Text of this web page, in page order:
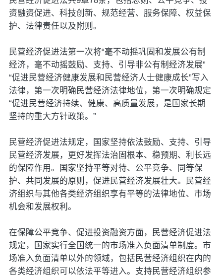
资融资促进、科技创新、规范经营、服务保障、权益保
护、法律责任以及附则。
民营经济促进法第一次将“毫不动摇巩固和发展公有制
经济，毫不动摇鼓励、支持、引导非公有制经济发展”
“促进民营经济健康发展和民营经济人士健康成长”写入
法律，第一次明确民营经济法律地位，第一次明确规定
“促进民营经济持续、健康、高质量发展，是国家长期
坚持的重大方针政策。”
民营经济促进法规定，国家坚持依法鼓励、支持、引导
民营经济发展，更好发挥法治固根本、稳预期、利长远
的保障作用。国家坚持平等对待、公平竞争、同等保
护、共同发展的原则，促进民营经济发展壮大。民营经
济组织与其他各类经济组织享有平等的法律地位、市场
机会和发展权利。
在保障公平竞争、促进投资融资方面，民营经济促进法
规定，国家实行全国统一的市场准入负面清单制度。市
场准入负面清单以外的领域，包括民营经济组织在内的
各类经济组织可以依法平等进入。支持民营经济组织参